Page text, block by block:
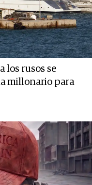
los rusos se
millonario para